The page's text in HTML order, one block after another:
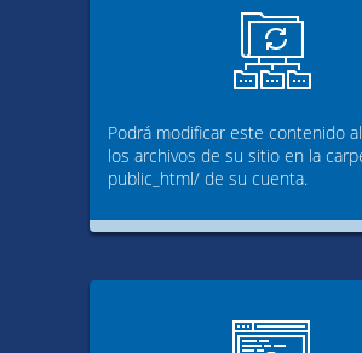
Podrá modificar este contenido
los archivos de su sitio en la
public_html/ de su cuenta.